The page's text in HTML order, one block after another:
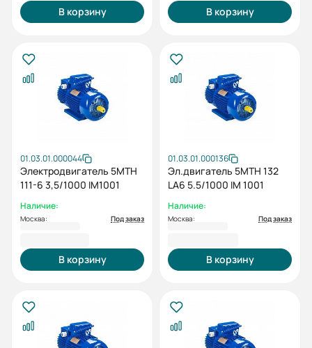
В корзину В корзину
01.03.01.000044
Электродвигатель 5МТН
111-6 3,5/1000 IM1001
Наличие:
Москва: Под заказ
В корзину
01.03.01.000136
Эл.двигатель 5MTH 132
LA6 5.5/1000 IM 1001
Наличие:
Москва: Под заказ
В корзину